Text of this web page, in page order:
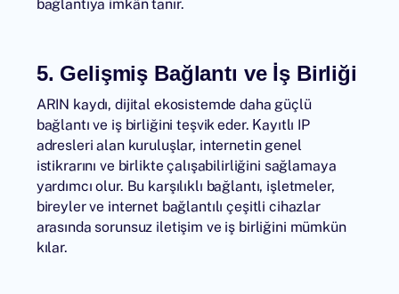
bağlantıya imkân tanır.
5. Gelişmiş Bağlantı ve İş Birliği
ARIN kaydı, dijital ekosistemde daha güçlü
bağlantı ve iş birliğini teşvik eder. Kayıtlı IP
adresleri alan kuruluşlar, internetin genel
istikrarını ve birlikte çalışabilirliğini sağlamaya
yardımcı olur. Bu karşılıklı bağlantı, işletmeler,
bireyler ve internet bağlantılı çeşitli cihazlar
arasında sorunsuz iletişim ve iş birliğini mümkün
kılar.